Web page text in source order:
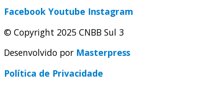
Facebook Youtube Instagram
© Copyright 2025 CNBB Sul 3
Desenvolvido por Masterpress
Política de Privacidade